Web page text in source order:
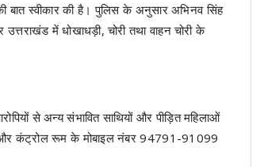
बात स्वीकार की है। पुलिस के अनुसार अभिनव सिंह
में धोखाधड़ी, चोरी तथा वाहन चोरी के
से अन्य संभावित साथियों और पीड़ित महिलाओं
कंट्रोल रूम के मोबाइल नंबर 94791-91099